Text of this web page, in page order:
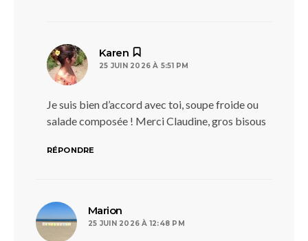
Karen
25 JUIN 2026 À 5:51 PM
Je suis bien d’accord avec toi, soupe froide ou
salade composée ! Merci Claudine, gros bisous
RÉPONDRE
Marion
25 JUIN 2026 À 12:48 PM